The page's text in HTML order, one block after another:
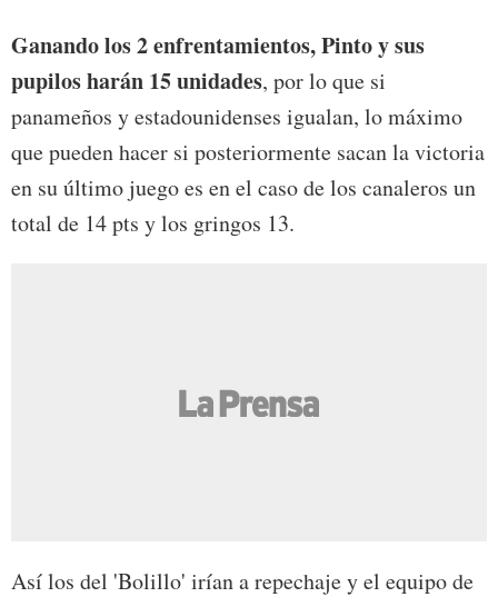
Ganando los 2 enfrentamientos, Pinto y sus
pupilos harán 15 unidades, por lo que si
panameños y estadounidenses igualan, lo máximo
que pueden hacer si posteriormente sacan la victoria
en su último juego es en el caso de los canaleros un
total de 14 pts y los gringos 13.
Así los del 'Bolillo' irían a repechaje y el equipo de